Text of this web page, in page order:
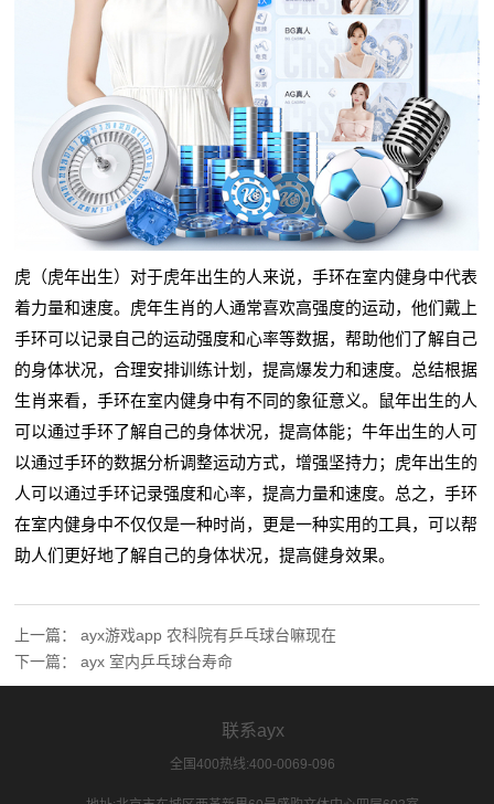
虎（虎年出生）对于虎年出生的人来说，手环在室内健身中代表
着力量和速度。虎年生肖的人通常喜欢高强度的运动，他们戴上
手环可以记录自己的运动强度和心率等数据，帮助他们了解自己
的身体状况，合理安排训练计划，提高爆发力和速度。总结根据
生肖来看，手环在室内健身中有不同的象征意义。鼠年出生的人
可以通过手环了解自己的身体状况，提高体能；牛年出生的人可
以通过手环的数据分析调整运动方式，增强坚持力；虎年出生的
人可以通过手环记录强度和心率，提高力量和速度。总之，手环
在室内健身中不仅仅是一种时尚，更是一种实用的工具，可以帮
助人们更好地了解自己的身体状况，提高健身效果。
上一篇：ayx游戏app 农科院有乒乓球台嘛现在
下一篇：ayx 室内乒乓球台寿命
联系ayx
全国400热线:400-0069-096